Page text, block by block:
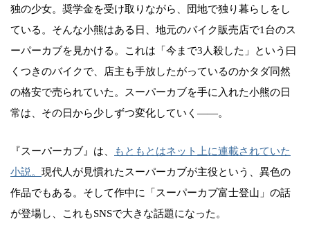
独の少女。奨学金を受け取りながら、団地で独り暮らしをし
ている。そんな小熊はある日、地元のバイク販売店で1台のス
ーパーカブを見かける。これは「今まで3人殺した」という曰
くつきのバイクで、店主も手放したがっているのかタダ同然
の格安で売られていた。スーパーカブを手に入れた小熊の日
常は、その日から少しずつ変化していく——。
『スーパーカブ』は、
もともとはネット上に連載されていた
小説。 現代人が見慣れたスーパーカブが主役という、異色の
作品でもある。そして作中に「スーパーカブ富士登山」の話
が登場し、これもSNSで大きな話題になった。